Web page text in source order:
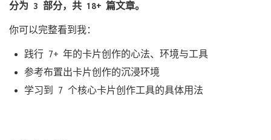
分为 3 部分，共 18+ 篇文章。
你可以完整看到我： ​
践行 7+ 年的卡片创作的心法、环境与工具
参考布置出卡片创作的沉浸环境
学习到 7 个核心卡片创作工具的具体用法